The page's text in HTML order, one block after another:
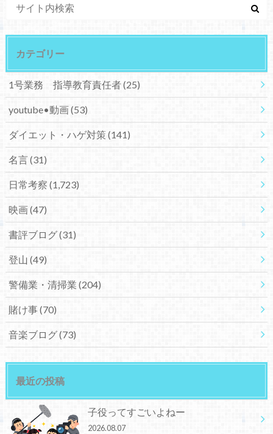
カテゴリー
1号業務 指導教育責任者(25)
youtube•動画(53)
ダイエット・ハゲ対策(141)
名言(31)
日常考察 (1,723)
映画(47)
書評ブログ(31)
登山 (49)
警備業・清掃業 (204)
賭け事(70)
音楽ブログ(73)
最近の投稿
子役ってすごいよねー
2026.08.07